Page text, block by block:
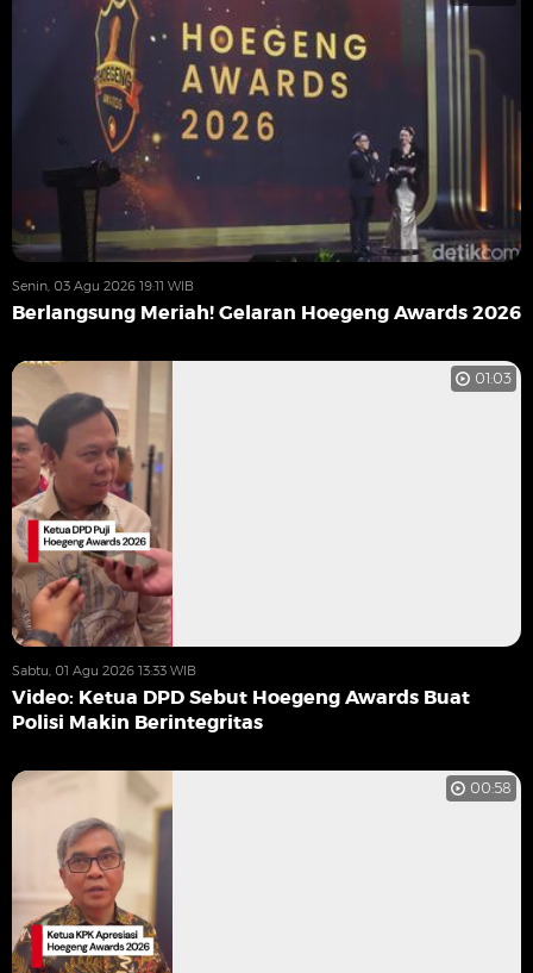
Senin, 03 Agu 2026 19:11 WIB
Berlangsung Meriah! Gelaran Hoegeng Awards 2026
01:03
Sabtu, 01 Agu 2026 13:33 WIB
Video: Ketua DPD Sebut Hoegeng Awards Buat
Polisi Makin Berintegritas
00:58